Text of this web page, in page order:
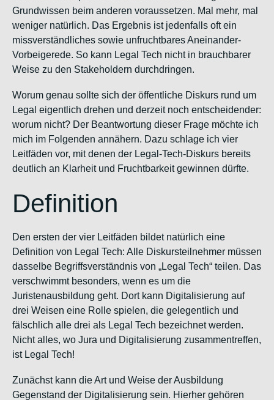
Grundwissen beim anderen voraussetzen. Mal mehr, mal
weniger natürlich. Das Ergebnis ist jedenfalls oft ein
missverständliches sowie unfruchtbares Aneinander-
Vorbeigerede. So kann Legal Tech nicht in brauchbarer
Weise zu den Stakeholdern durchdringen.
Worum genau sollte sich der öffentliche Diskurs rund um
Legal eigentlich drehen und derzeit noch entscheidender:
worum nicht? Der Beantwortung dieser Frage möchte ich
mich im Folgenden annähern. Dazu schlage ich vier
Leitfäden vor, mit denen der Legal-Tech-Diskurs bereits
deutlich an Klarheit und Fruchtbarkeit gewinnen dürfte.
Definition
Den ersten der vier Leitfäden bildet natürlich eine
Definition von Legal Tech: Alle Diskursteilnehmer müssen
dasselbe Begriffsverständnis von „Legal Tech“ teilen. Das
verschwimmt besonders, wenn es um die
Juristenausbildung geht. Dort kann Digitalisierung auf
drei Weisen eine Rolle spielen, die gelegentlich und
fälschlich alle drei als Legal Tech bezeichnet werden.
Nicht alles, wo Jura und Digitalisierung zusammentreffen,
ist Legal Tech!
Zunächst kann dieArt und Weise der Ausbildung
Gegenstand der Digitalisierung sein. Hierher gehören